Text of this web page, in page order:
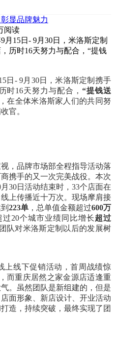
显品牌魅力
阅读
月15日- 9月30日，米洛斯定制
历时16天努力与配合，“提钱
日- 9月30日，米洛斯定制携手
时16天努力与配合，“提钱送
在全体米洛斯家人们的共同努
官。
，品牌市场部全程指导活动落
携手的又一次完美战役。本次
30日活动结束时，33个店面在
上传播近十万次。现场摩肩接
223单 ，总单值金额超过600万
过20个城市业绩同比增长超过
队对米洛斯定制以后的发展树
上线下促销活动，首周战绩惊
而重庆居然之家金源店适逢重
。虽然团队是新组建的，但是
面形象、新店设计、开业活动
造，持续突破，最终实现了团